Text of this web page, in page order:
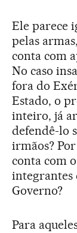
Ele parece
pelas
conta com
No caso
fora do
Estado, o
inteiro, já
defendê-lo
irmãos?
conta com
integrantes
Governo?
Para